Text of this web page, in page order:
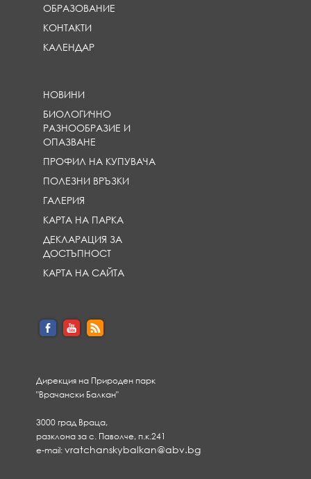
ОБРАЗОВАНИЕ
КОНТАКТИ
КАЛЕНДАР
НОВИНИ
БИОЛОГИЧНО
РАЗНООБРАЗИЕ И
ОПАЗВАНЕ
ПРОФИЛ НА КУПУВАЧА
ПОЛЕЗНИ ВРЪЗКИ
ГАЛЕРИЯ
КАРТА НА ПАРКА
ДЕКЛАРАЦИЯ ЗА
ДОСТЪПНОСТ
КАРТА НА САЙТА
Дирекция на Природен парк
"Врачански Балкан"
3000 град Враца,
разклона за с. Паволче, п.к.241
e-mail:vratchanskybalkan@abv.bg